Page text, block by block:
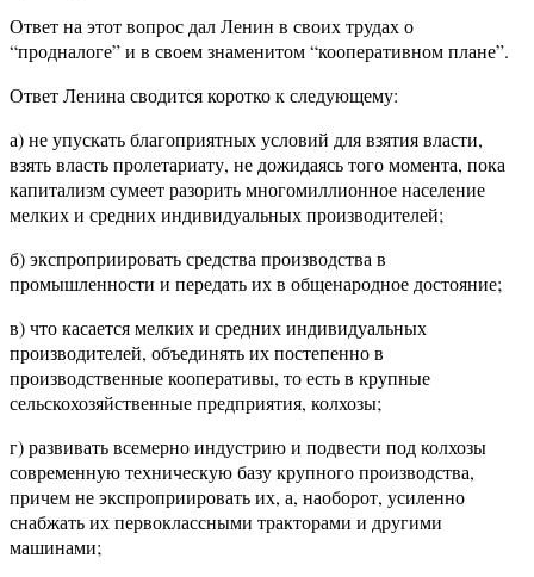
Ответ на этот вопрос дал Ленин в своих трудах о
“продналоге” и в своем знаменитом “кооперативном плане”.
Ответ Ленина сводится коротко к следующему:
а) не упускать благоприятных условий для взятия власти,
взять власть пролетариату, не дожидаясь того момента, пока
капитализм сумеет разорить многомиллионное население
мелких и средних индивидуальных производителей;
б) экспроприировать средства производства в
промышленности и передать их в общенародное достояние;
в) что касается мелких и средних индивидуальных
производителей, объединять их постепенно в
производственные кооперативы, то есть в крупные
сельскохозяйственные предприятия, колхозы;
г) развивать всемерно индустрию и подвести под колхозы
современную техническую базу крупного производства,
причем не экспроприировать их, а, наоборот, усиленно
снабжать их первоклассными тракторами и другими
машинами;